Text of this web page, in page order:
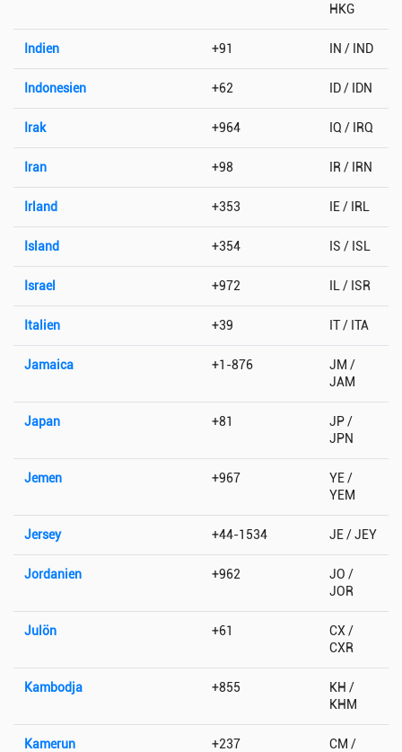
HKG
Indien +91 IN / IND
Indonesien +62 ID / IDN
Irak +964 IQ / IRQ
Iran +98 IR / IRN
Irland +353 IE / IRL
Island +354 IS / ISL
Israel +972 IL / ISR
Italien +39 IT / ITA
Jamaica +1-876
JM /
JAM
Japan +81
JP /
JPN
Jemen +967
YE /
YEM
Jersey +44-1534 JE / JEY
Jordanien +962
JO /
JOR
Julön +61
CX /
CXR
Kambodja +855
KH /
KHM
Kamerun +237
CM /